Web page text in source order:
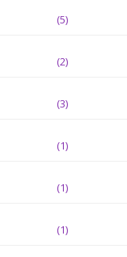
(5)
(2)
(3)
(1)
(1)
(1)